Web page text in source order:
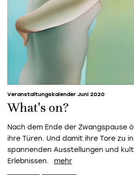
Veranstaltungskalender Juni 2020
What's on?
Nach dem Ende der Zwangspause
ihre Türen. Und damit ihre Tore zu
spannenden Ausstellungen und
Erlebnissen.